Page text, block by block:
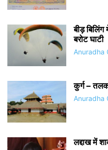
बीड़ बिलिंग
बरोट घाटी
Anuradha
कुर्ग –
Anuradha
लद्दाख में